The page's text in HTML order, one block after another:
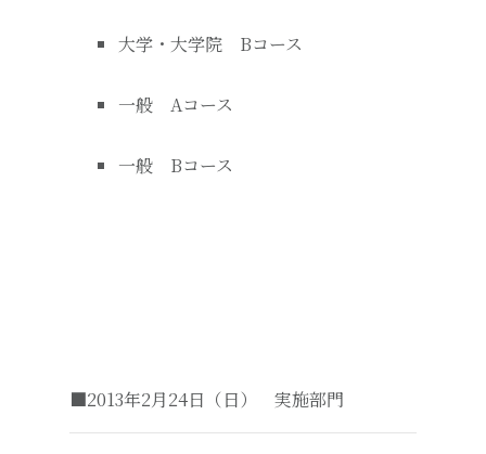
大学・大学院 Bコース
一般 Aコース
一般 Bコース
■2013年2月24日（日） 実施部門